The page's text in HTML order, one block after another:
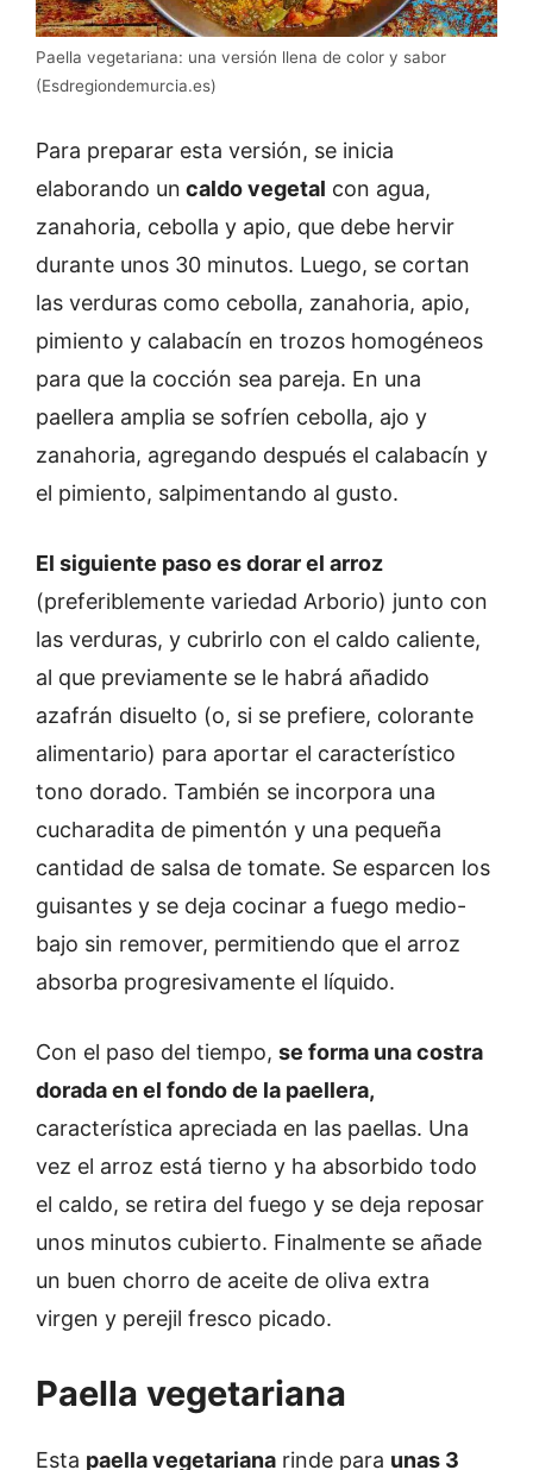
Paella vegetariana: una versión llena de color y sabor
(Esdregiondemurcia.es)
Para preparar esta versión, se inicia
elaborando un caldo vegetal con agua,
zanahoria, cebolla y apio, que debe hervir
durante unos 30 minutos. Luego, se cortan
las verduras como cebolla, zanahoria, apio,
pimiento y calabacín en trozos homogéneos
para que la cocción sea pareja. En una
paellera amplia se sofríen cebolla, ajo y
zanahoria, agregando después el calabacín y
el pimiento, salpimentando al gusto.
El siguiente paso es dorar el arroz
(preferiblemente variedad Arborio) junto con
las verduras, y cubrirlo con el caldo caliente,
al que previamente se le habrá añadido
azafrán disuelto (o, si se prefiere, colorante
alimentario) para aportar el característico
tono dorado. También se incorpora una
cucharadita de pimentón y una pequeña
cantidad de salsa de tomate. Se esparcen los
guisantes y se deja cocinar a fuego medio-
bajo sin remover, permitiendo que el arroz
absorba progresivamente el líquido.
Con el paso del tiempo, se forma una costra
dorada en el fondo de la paellera,
característica apreciada en las paellas. Una
vez el arroz está tierno y ha absorbido todo
el caldo, se retira del fuego y se deja reposar
unos minutos cubierto. Finalmente se añade
un buen chorro de aceite de oliva extra
virgen y perejil fresco picado.
Paella vegetariana
Esta paella vegetariana rinde para unas 3